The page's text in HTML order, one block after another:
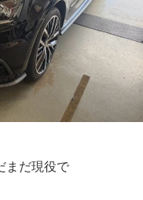
まだ現役で